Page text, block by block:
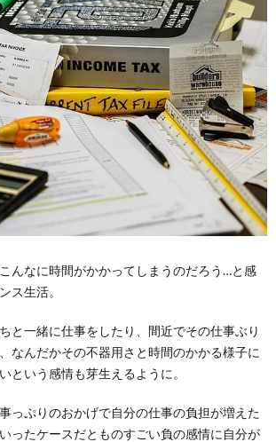
んなに時間がかかってしまうのだろう…と感
ス生活。
と一緒に仕事をしたり、間近でその仕事ぶり
なんだかその不器用さと時間のかかる様子に
という感情も芽生えるように。
っぷりのおかげで自分の仕事の負担が増えた
ったケースだとものすごい負の感情に自分が